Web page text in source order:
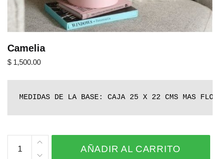
Camelia
$ 1,500.00
MEDIDAS DE LA BASE: CAJA 25 X 22 CMS MAS
cantidad
AÑADIR AL CARRITO